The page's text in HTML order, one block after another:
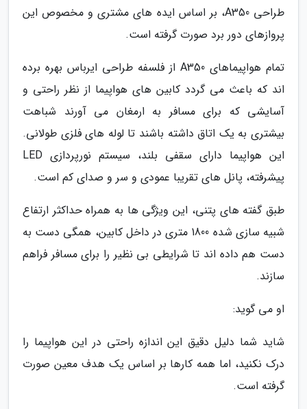
طراحی A350، بر اساس ایده های مشتری و مخصوص این
پروازهای دور برد صورت گرفته است.
تمام هواپیماهای A350 از فلسفه طراحی ایرباس بهره برده
اند که باعث می گردد کابین های هواپیما از نظر راحتی و
آسایشی که برای مسافر به ارمغان می آورند شباهت
بیشتری به یک اتاق داشته باشند تا لوله های فلزی طولانی.
این هواپیما دارای سقفی بلند، سیستم نورپردازی LED
پیشرفته، پانل های تقریبا عمودی و سر و صدای کم است.
طبق گفته های پتنی، این ویژگی ها به همراه حداکثر ارتفاع
شبیه سازی شده 1800 متری در داخل کابین، همگی دست به
دست هم داده اند تا شرایطی بی نظیر را برای مسافر فراهم
سازند.
او می گوید:
شاید شما دلیل دقیق این اندازه راحتی در این هواپیما را
درک نکنید، اما همه کارها بر اساس یک هدف معین صورت
گرفته است.